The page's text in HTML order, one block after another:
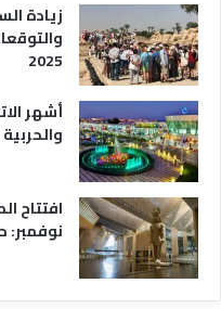
2025
أشهر
افتتاح
نوفمبر: